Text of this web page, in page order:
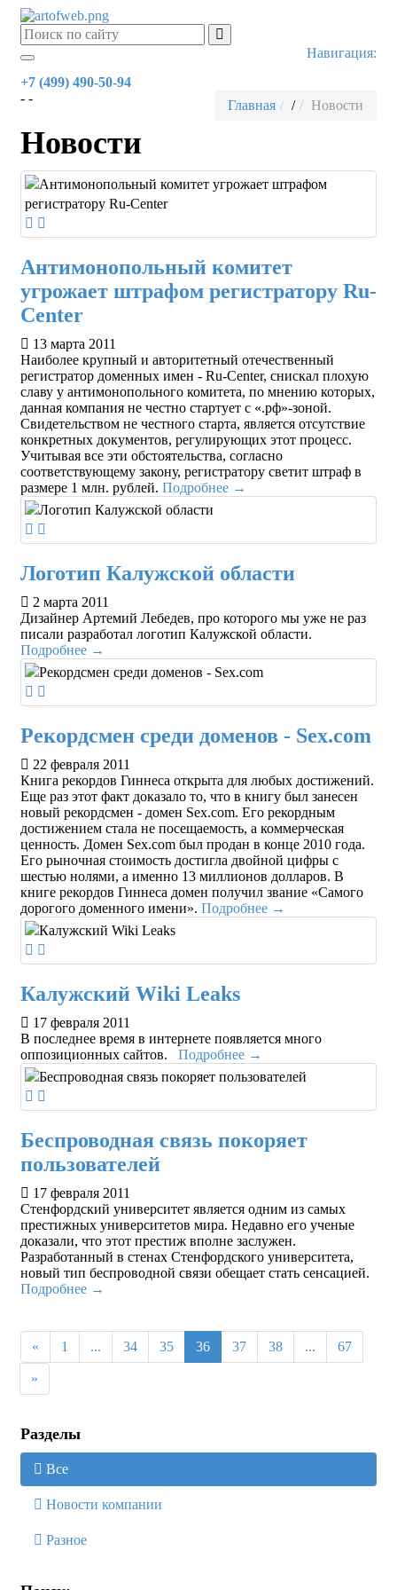
Toggle
navigation
Навигация:
+7 (499) 490-50-94
Главная
/ Новости
- -
Новости
Антимонопольный комитет
угрожает штрафом регистратору Ru-
Center
13 марта 2011
Наиболее крупный и авторитетный отечественный
регистратор доменных имен - Ru-Center, снискал плохую
славу у антимонопольного комитета, по мнению которых,
данная компания не честно стартует с «.рф»-зоной.
Свидетельством не честного старта, является отсутствие
конкретных документов, регулирующих этот процесс.
Учитывая все эти обстоятельства, согласно
соответствующему закону, регистратору светит штраф в
размере 1 млн. рублей. Подробнее →
Логотип Калужской области
2 марта 2011
Дизайнер Артемий Лебедев, про которого мы уже не раз
писали разработал логотип Калужской области.
Подробнее →
Рекордсмен среди доменов - Sex.com
22 февраля 2011
Книга рекордов Гиннеса открыта для любых достижений.
Еще раз этот факт доказало то, что в книгу был занесен
новый рекордсмен - домен Sex.com. Его рекордным
достижением стала не посещаемость, а коммерческая
ценность. Домен Sex.com был продан в конце 2010 года.
Его рыночная стоимость достигла двойной цифры с
шестью нолями, а именно 13 миллионов долларов. В
книге рекордов Гиннеса домен получил звание «Самого
дорогого доменного имени». Подробнее →
Калужский Wiki Leaks
17 февраля 2011
В последнее время в интернете появляется много
оппозиционных сайтов. Подробнее →
Беспроводная связь покоряет
пользователей
17 февраля 2011
Стенфордский университет является одним из самых
престижных университетов мира. Недавно его ученые
доказали, что этот престиж вполне заслужен.
Разработанный в стенах Стенфордского университета,
новый тип беспроводной связи обещает стать сенсацией.
Подробнее →
« 1 ... 34 35 36 37 38 ... 67
»
Разделы
Все
Новости компании
Разное